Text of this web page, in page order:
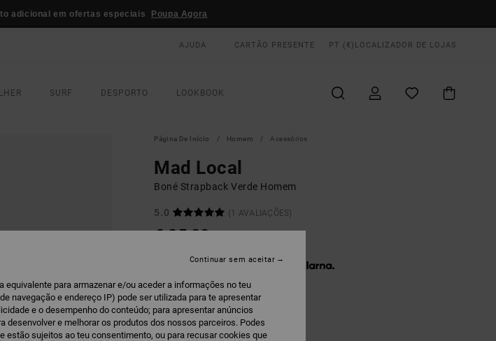
adicional em ofertas especiais Poupa Agora
AJUDA CARTÃO PRESENTE PT (€) LOCALIZADOR DE LOJAS
SURF DESPORTO LOOKBOOK
Página De Início Homem Acessórios
Mad Local
Boné Strapback Verde Homem
5.0 (1 AVALIAÇÕES)
€ 35,00
COROlive
para armazenar e/ou aceder a informações no teu
navegação e endereço IP) pode ser utilizada para te apresentar
e o desempenho do conteúdo; para apresentar anúncios
desenvolver e melhorar os produtos dos nossos parceiros. Podes
sujeitos ao teu consentimento, ou para recusar cookies que
Continuar sem aceitar